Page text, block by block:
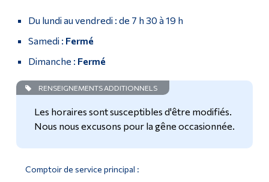
Journée Moodle
Réalisations 2023-24
Réalisations 2024-25
Studio multimédia
Du lundi au vendredi : de 7 h 30 à 19 h
Samedi : Fermé
Dimanche : Fermé
RENSEIGNEMENTS ADDITIONNELS
Les horaires sont susceptibles d'être modifiés.
Nous nous excusons pour la gêne occasionnée.
Comptoir de service principal :
Formation continue
Qui vous êtes
Futurs étudiants
Étudiants actuels
personnel administratif